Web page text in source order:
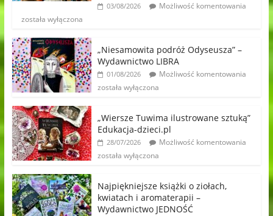
03/08/2026
Możliwość komentowania
została wyłączona
„Niesamowita podróż Odyseusza” –
Wydawnictwo LIBRA
01/08/2026
Możliwość komentowania
została wyłączona
„Wiersze Tuwima ilustrowane sztuką”
Edukacja-dzieci.pl
28/07/2026
Możliwość komentowania
została wyłączona
Najpiękniejsze książki o ziołach,
kwiatach i aromaterapii –
Wydawnictwo JEDNOŚĆ